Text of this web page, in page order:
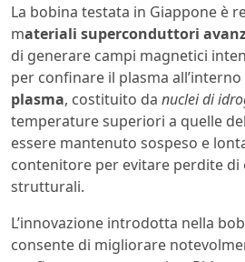
La bobina testata in Giappone è
materiali superconduttori
di generare campi magnetici
per confinare il plasma
plasma, costituito da nuclei di
temperature superiori a quelle
essere mantenuto sospeso e
contenitore per evitare perdite di
strutturali.
L’innovazione introdotta nella
consente di migliorare